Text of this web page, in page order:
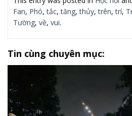
Fan, Phó,tắc,tăng,thủy,trên,trí,
Tường, về, vui.
Tin cùng chuyên mục: